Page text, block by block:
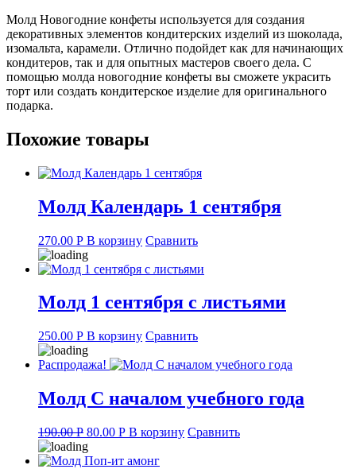
Молд Новогодние конфеты используется для создания
декоративных элементов кондитерских изделий из шоколада,
изомальта, карамели. Отлично подойдет как для начинающих
кондитеров, так и для опытных мастеров своего дела. С
помощью молда новогодние конфеты вы сможете украсить
торт или создать кондитерское изделие для оригинального
подарка.
Похожие товары
Молд Календарь 1 сентября
270.00 Р В корзину Сравнить
Молд 1 сентября с листьями
250.00 Р В корзину Сравнить
Распродажа!
Молд С началом учебного года
190.00Р Original
price
was:
80.00 РCurrent
is:
В корзину Сравнить